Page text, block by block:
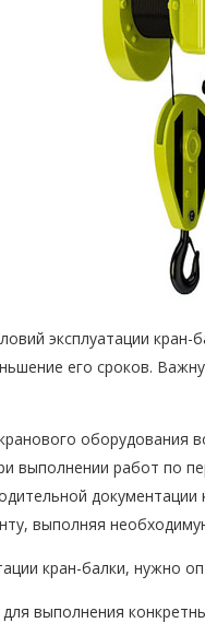
эксплуатации
его сроков.
выполнении работ по
выполняя
кран-балки, нужно
выполнения